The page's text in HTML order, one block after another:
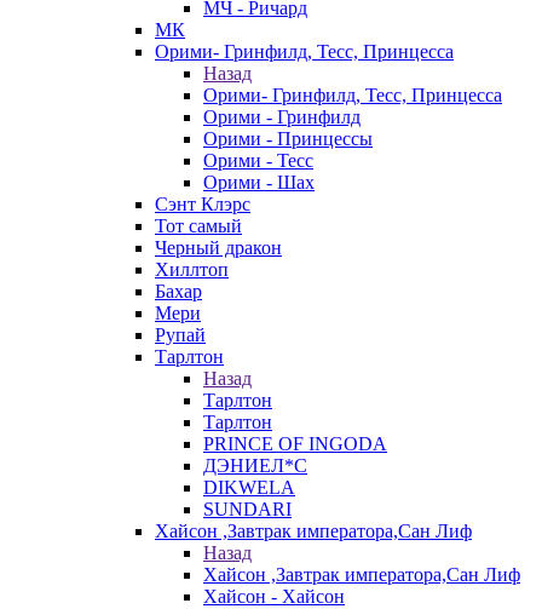
МЧ - Ричард
МК
Орими- Гринфилд, Тесс, Принцесса
Назад
Орими- Гринфилд, Тесс, Принцесса
Орими - Гринфилд
Орими - Принцессы
Орими - Тесс
Орими - Шах
Сэнт Клэрс
Тот самый
Черный дракон
Хиллтоп
Бахар
Мери
Рупай
Тарлтон
Назад
Тарлтон
Тарлтон
PRINCE OF INGODA
ДЭНИЕЛ*С
DIKWELA
SUNDARI
Хайсон ,Завтрак императора,Сан Лиф
Назад
Хайсон ,Завтрак императора,Сан Лиф
Хайсон - Хайсон